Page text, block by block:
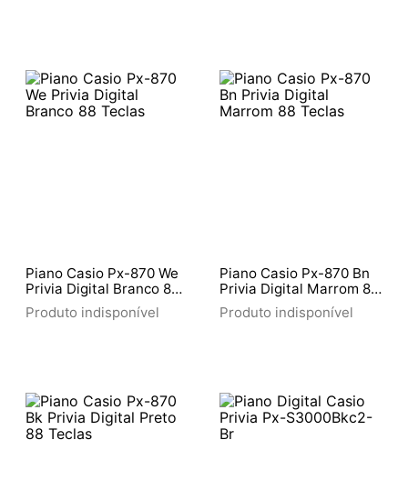
Piano Casio Px-870 We
Privia Digital Branco 88
Teclas
Produto indisponível
Piano Casio Px-870 Bn
Privia Digital Marrom 88
Teclas
Produto indisponível